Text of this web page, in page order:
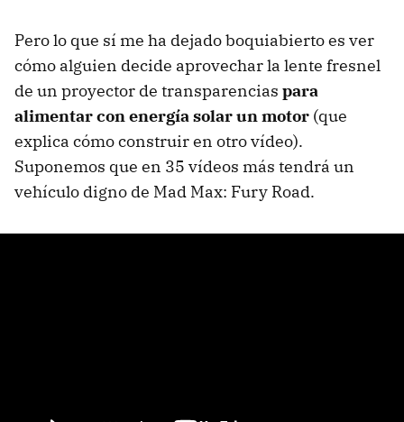
Pero lo que sí me ha dejado boquiabierto es ver
cómo alguien decide aprovechar la lente fresnel
de un proyector de transparencias para
alimentar con energía solar un motor (que
explica cómo construir en otro vídeo).
Suponemos que en 35 vídeos más tendrá un
vehículo digno de Mad Max: Fury Road.